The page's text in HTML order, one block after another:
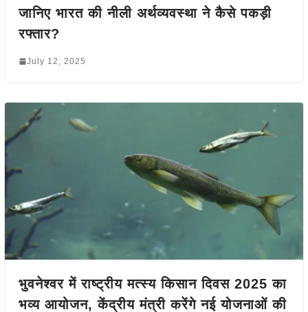
जानिए भारत की नीली अर्थव्यवस्था ने कैसे पकड़ी
रफ्तार?
July 12, 2025
भुवनेश्वर में राष्ट्रीय मत्स्य किसान दिवस 2025 का
भव्य आयोजन, केंद्रीय मंत्री करेंगे नई योजनाओं की